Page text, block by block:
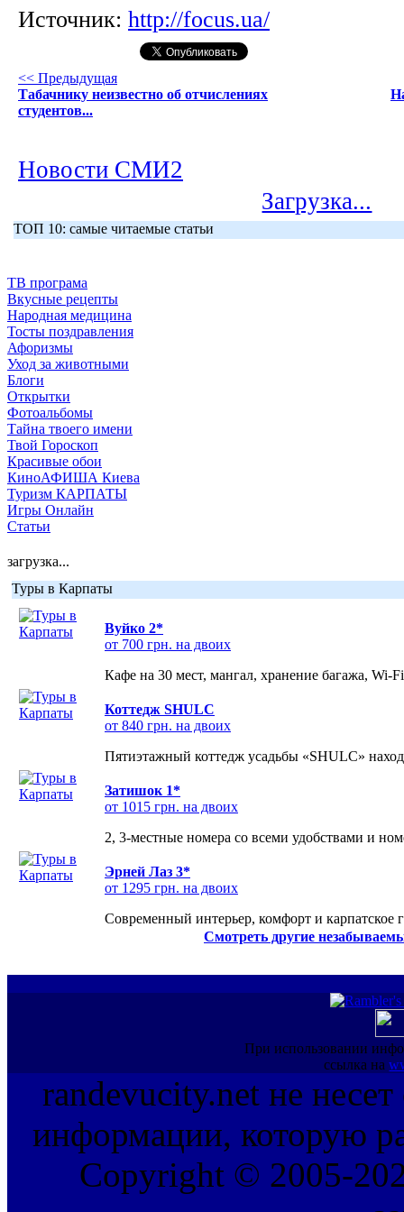
Источник: http://focus.ua/
<< Предыдущая
Табачнику неизвестно об отчислениях
студентов...
Новости СМИ2
Загрузка...
ТОП 10: самые читаемые статьи
ТВ програма
Вкусные рецепты
Народная медицина
Тосты поздравления
Афоризмы
Уход за животными
Блоги
Открытки
Фотоальбомы
Тайна твоего имени
Твой Гороскоп
Красивые обои
КиноАФИША Киева
Туризм КАРПАТЫ
Игры Онлайн
Статьи
загрузка...
Туры в Карпаты
Вуйко 2*
от 700 грн. на двоих
Кафе на 30 мест, мангал, хранение багажа, Wi-
Коттедж SHULC
от 840 грн. на двоих
Пятиэтажный коттедж усадьбы «SHULC»
Затишок 1*
от 1015 грн. на двоих
2, 3-местные номера со всеми удобствами и
Эрней Лаз 3*
от 1295 грн. на двоих
Современный интерьер, комфорт и карпатское
Смотреть другие
При использовании
ссылка на
randevucity.net не несет
информации, которую
Copyright © 2005-